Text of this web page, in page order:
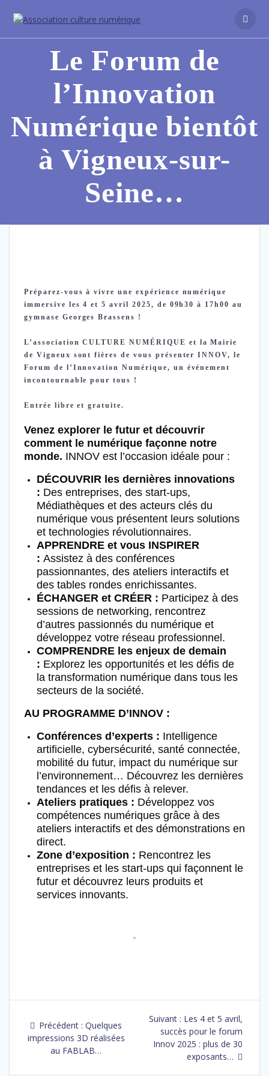
Le Forum de
l’Innovation
Numérique bientôt
à Vigneux-sur-
Seine…
Préparez-vous à vivre une expérience numérique
immersive les 4 et 5 avril 2025, de 09h30 à 17h00 au
gymnase Georges Brassens !
L’association CULTURE NUMÉRIQUE et la Mairie
de Vigneux sont fières de vous présenter INNOV, le
Forum de l’Innovation Numérique, un événement
incontournable pour tous !
Entrée libre et gratuite.
Venez explorer le futur et découvrir
comment le numérique façonne notre
monde. INNOV est l’occasion idéale pour :
DÉCOUVRIR les dernières innovations
: Des entreprises, des start-ups,
Médiathèques et des acteurs clés du
numérique vous présentent leurs solutions
et technologies révolutionnaires.
APPRENDRE et vous INSPIRER
: Assistez à des conférences
passionnantes, des ateliers interactifs et
des tables rondes enrichissantes.
ÉCHANGER et CRÉER : Participez à des
sessions de networking, rencontrez
d’autres passionnés du numérique et
développez votre réseau professionnel.
COMPRENDRE les enjeux de demain
: Explorez les opportunités et les défis de
la transformation numérique dans tous les
secteurs de la société.
AU PROGRAMME D’INNOV :
Conférences d’experts : Intelligence
artificielle, cybersécurité, santé connectée,
mobilité du futur, impact du numérique sur
l’environnement… Découvrez les dernières
tendances et les défis à relever.
Ateliers pratiques : Développez vos
compétences numériques grâce à des
ateliers interactifs et des démonstrations en
direct.
Zone d’exposition : Rencontrez les
entreprises et les start-ups qui façonnent le
futur et découvrez leurs produits et
services innovants.
Précédent : Quelques
impressions 3D réalisées
au FABLAB…
Suivant : Les 4 et 5 avril,
succès pour le forum
Innov 2025 : plus de 30
exposants…